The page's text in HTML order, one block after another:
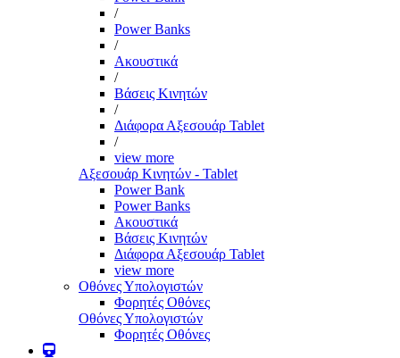
/
Power Banks
/
Ακουστικά
/
Βάσεις Κινητών
/
Διάφορα Αξεσουάρ Tablet
/
view more
Αξεσουάρ Κινητών - Tablet
Power Bank
Power Banks
Ακουστικά
Βάσεις Κινητών
Διάφορα Αξεσουάρ Tablet
view more
Οθόνες Υπολογιστών
Φορητές Οθόνες
Οθόνες Υπολογιστών
Φορητές Οθόνες